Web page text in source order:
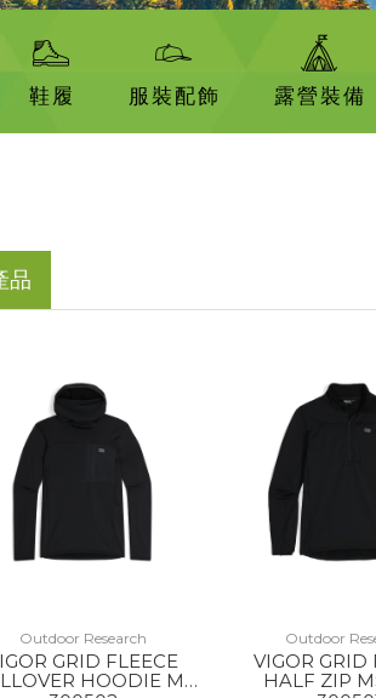
鞋履 服裝配飾 露營裝備
品
Outdoor Research
GRID FLEECE
HOODIE MS
Outdoor
VIGOR GRID
HALF ZIP